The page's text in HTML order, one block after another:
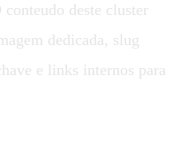
deste cluster
dedicada, slug
e links internos para